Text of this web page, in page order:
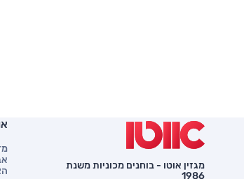
מגזין אוטו - בוחנים מכוניות משנת
1986